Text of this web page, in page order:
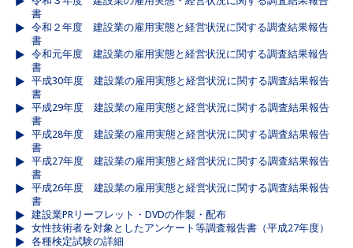
書
令和２年度 建設業の雇用実態と経営状況に関する調査結果報告
書
令和元年度 建設業の雇用実態と経営状況に関する調査結果報告
書
平成30年度 建設業の雇用実態と経営状況に関する調査結果報告
書
平成29年度 建設業の雇用実態と経営状況に関する調査結果報告
書
平成28年度 建設業の雇用実態と経営状況に関する調査結果報告
書
平成27年度 建設業の雇用実態と経営状況に関する調査結果報告
書
平成26年度 建設業の雇用実態と経営状況に関する調査結果報告
書
建設業PRリーフレット・DVDの作製・配布
女性技術者を対象としたアンケート等調査報告書（平成27年度）
各種検定試験の詳細